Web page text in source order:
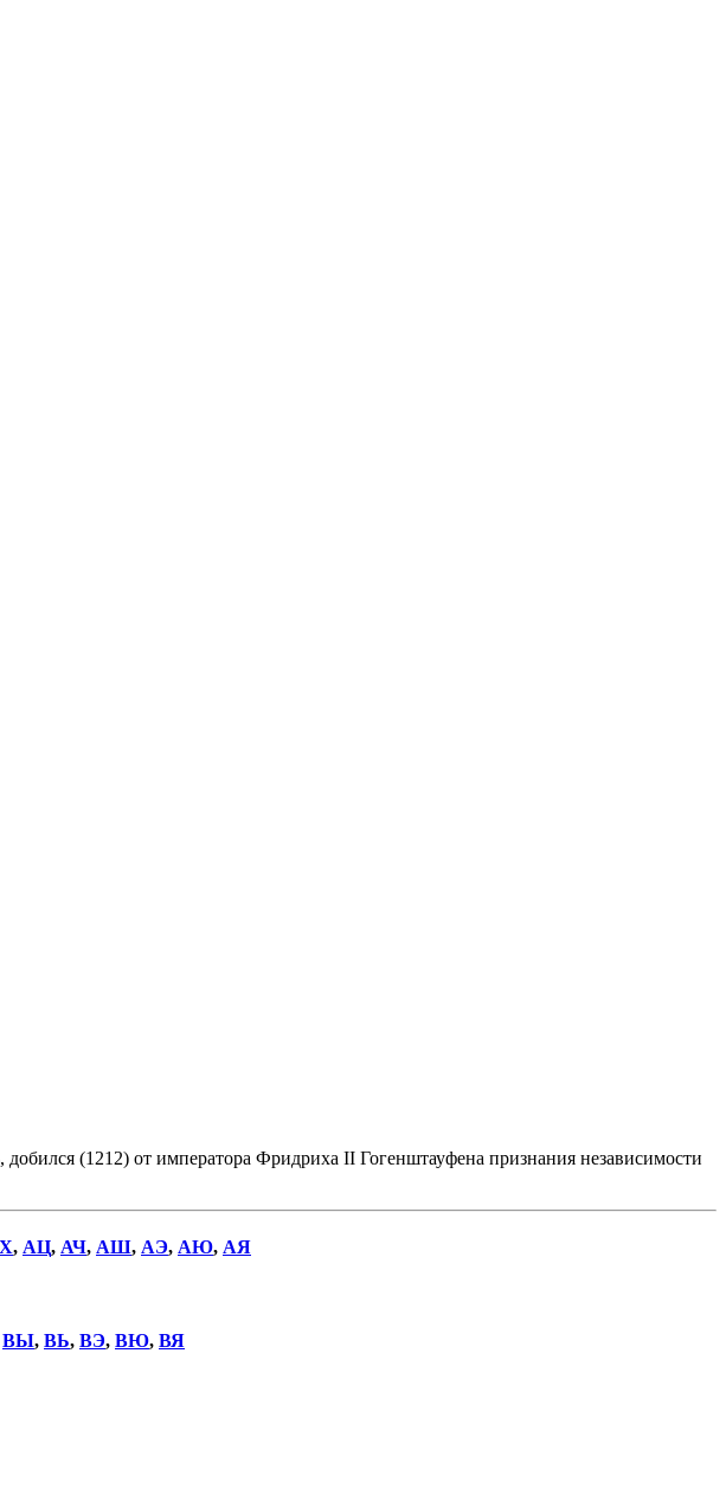
(1212) от императора Фридриха II Гогенштауфена признания независимости
, АЦ, АЧ, АШ, АЭ, АЮ, АЯ
ВЫ, ВЬ, ВЭ, ВЮ, ВЯ